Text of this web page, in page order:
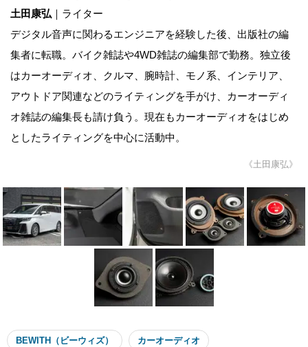
土田康弘 ｜ライター
デジタル音声に関わるエンジニアを経験した後、出版社の編
集者に転職。バイク雑誌や4WD雑誌の編集部で勤務。独立後
はカーオーディオ、クルマ、腕時計、モノ系、インテリア、
アウトドア関連などのライティングを手がけ、カーオーディ
オ雑誌の編集長も請け負う。現在もカーオーディオをはじめ
としたライティングを中心に活動中。
《土田康弘》
BEWITH（ビーウィズ） カーオーディオ